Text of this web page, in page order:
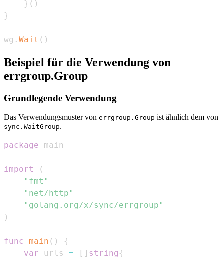
} ( )
}
wg . Wait ( )
Beispiel für die Verwendung von
errgroup.Group
Grundlegende Verwendung
Das Verwendungsmuster von errgroup.Group ist ähnlich dem von
sync.WaitGroup.
package
import
(
"fmt"
"net/http"
"golang.org/x/sync/errgroup"
)
func main ( )
{
var urls = [ ] string {